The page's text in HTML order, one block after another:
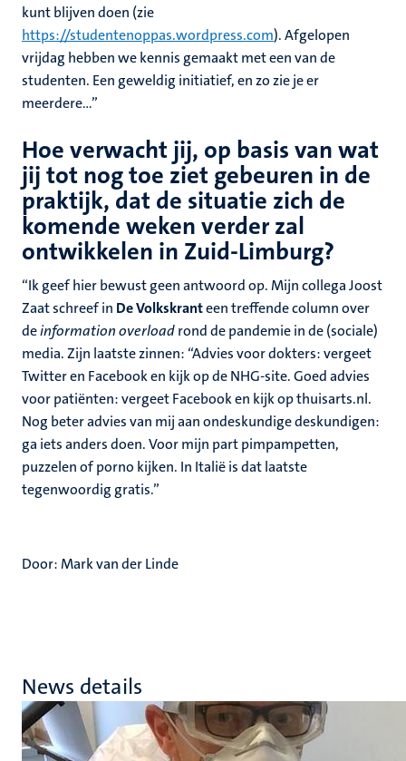
kunt blijven doen (zie
https://studentenoppas.wordpress.com). Afgelopen
vrijdag hebben we kennis gemaakt met een van de
studenten. Een geweldig initiatief, en zo zie je er
meerdere…”
Hoe verwacht jij, op basis van wat
jij tot nog toe ziet gebeuren in de
praktijk, dat de situatie zich de
komende weken verder zal
ontwikkelen in Zuid-Limburg?
“Ik geef hier bewust geen antwoord op. Mijn collega Joost
Zaat schreef in De Volkskranteen treffende column over
deinformation overloadrond de pandemie in de (sociale)
media. Zijn laatste zinnen: “Advies voor dokters: vergeet
Twitter en Facebook en kijk op de NHG-site. Goed advies
voor patiënten: vergeet Facebook en kijk op thuisarts.nl.
Nog beter advies van mij aan ondeskundige deskundigen:
ga iets anders doen. Voor mijn part pimpampetten,
puzzelen of porno kijken. In Italië is dat laatste
tegenwoordig gratis.”
Door: Mark van der Linde
News details